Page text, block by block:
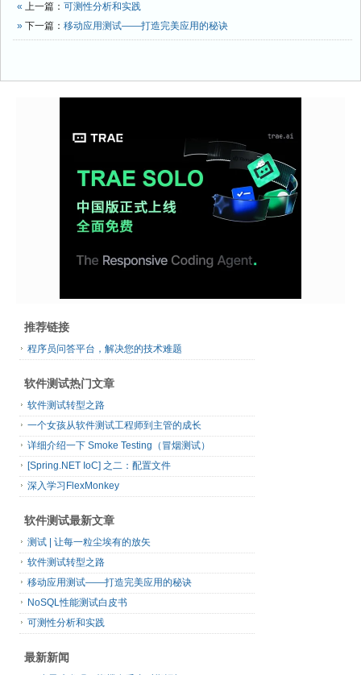
« 上一篇： 可测性分析和实践
» 下一篇： 移动应用测试——打造完美应用的秘诀
推荐链接
程序员问答平台，解决您的技术难题
软件测试热门文章
软件测试转型之路
一个女孩从软件测试工程师到主管的成长
详细介绍一下 Smoke Testing（冒烟测试）
[Spring.NET IoC] 之二：配置文件
深入学习Flex​Monkey
软件测试最新文章
测试 | 让每一粒尘埃有的放矢
软件测试转型之路
移动应用测试——打造完美应用的秘诀
NoSQL性能测试白皮书
可测性分析和实践
最新新闻